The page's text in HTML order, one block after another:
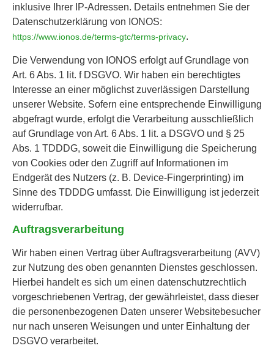
inklusive Ihrer IP-Adressen. Details entnehmen Sie der
Datenschutzerklärung von IONOS:
https://www.ionos.de/terms-gtc/terms-privacy.
Die Verwendung von IONOS erfolgt auf Grundlage von
Art. 6 Abs. 1 lit. f DSGVO. Wir haben ein berechtigtes
Interesse an einer möglichst zuverlässigen Darstellung
unserer Website. Sofern eine entsprechende Einwilligung
abgefragt wurde, erfolgt die Verarbeitung ausschließlich
auf Grundlage von Art. 6 Abs. 1 lit. a DSGVO und § 25
Abs. 1 TDDDG, soweit die Einwilligung die Speicherung
von Cookies oder den Zugriff auf Informationen im
Endgerät des Nutzers (z. B. Device-Fingerprinting) im
Sinne des TDDDG umfasst. Die Einwilligung ist jederzeit
widerrufbar.
Auftragsverarbeitung
Wir haben einen Vertrag über Auftragsverarbeitung (AVV)
zur Nutzung des oben genannten Dienstes geschlossen.
Hierbei handelt es sich um einen datenschutzrechtlich
vorgeschriebenen Vertrag, der gewährleistet, dass dieser
die personenbezogenen Daten unserer Websitebesucher
nur nach unseren Weisungen und unter Einhaltung der
DSGVO verarbeitet.